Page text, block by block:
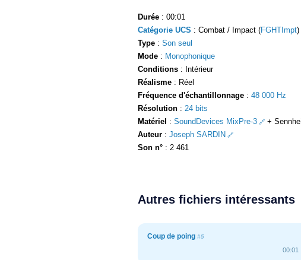
Durée : 00:01
Catégorie UCS : Combat / Impact (FGHTImpt)
Type : Son seul
Mode : Monophonique
Conditions : Intérieur
Réalisme : Réel
Fréquence d'échantillonnage : 48 000 Hz
Résolution : 24 bits
Matériel : SoundDevices MixPre-3
+
Auteur : Joseph SARDIN
Son n° : 2 461
Autres fichiers intéressants
Coup de poing #5
00:01